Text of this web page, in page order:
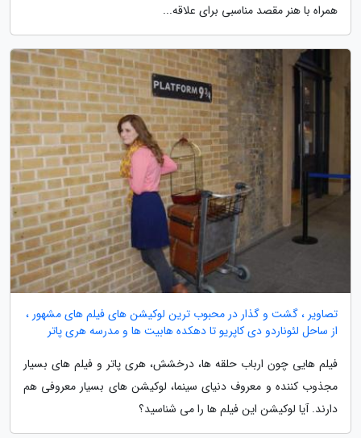
همراه با هنر مقصد مناسبی برای علاقه...
تصاویر ، گشت و گذار در محبوب ترین لوکیشن های فیلم های مشهور ،
از ساحل لئوناردو دی کاپریو تا دهکده هابیت ها و مدرسه هری پاتر
فیلم هایی چون ارباب حلقه ها، درخشش، هری پاتر و فیلم های بسیار
مجذوب کننده و معروف دنیای سینما، لوکیشن های بسیار معروفی هم
دارند. آیا لوکیشن این فیلم ها را می شناسید؟